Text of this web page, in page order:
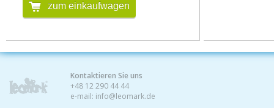
zum einkaufwagen
Kontaktieren Sie uns
+48 12 290 44 44
e-mail: info@leomark.de